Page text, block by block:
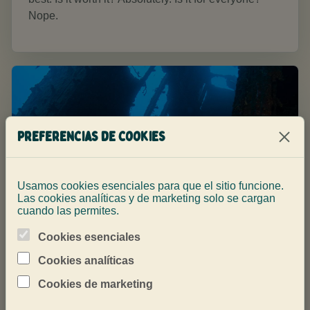
Nope.
Preferencias de cookies
Usamos cookies esenciales para que el sitio funcione.
Las cookies analíticas y de marketing solo se cargan
cuando las permites.
Cookies esenciales
Cookies analíticas
Cookies de marketing